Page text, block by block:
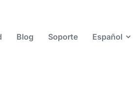
Blog Soporte Español